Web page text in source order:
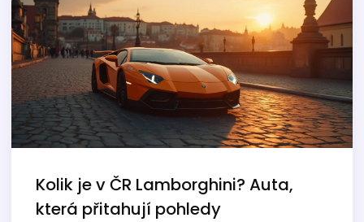
Kolik je v ČR Lamborghini? Auta,
která přitahují pohledy